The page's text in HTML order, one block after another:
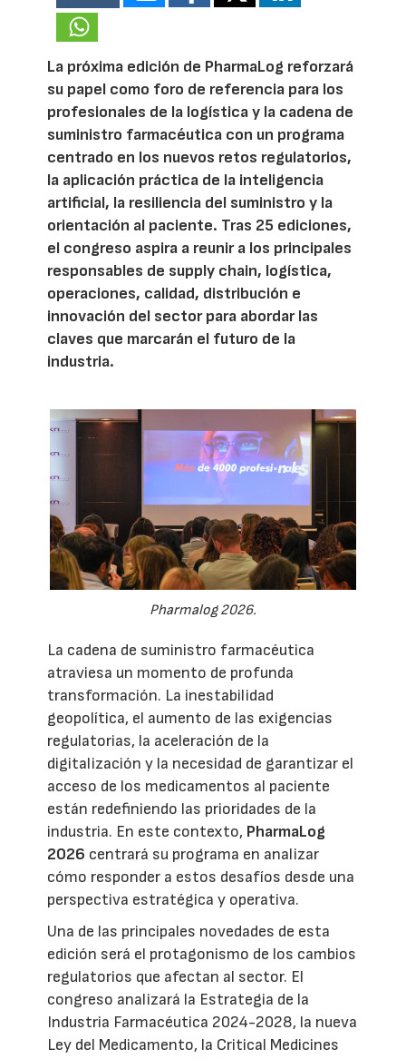
La próxima edición de PharmaLog reforzará
su papel como foro de referencia para los
profesionales de la logística y la cadena de
suministro farmacéutica con un programa
centrado en los nuevos retos regulatorios,
la aplicación práctica de la inteligencia
artificial, la resiliencia del suministro y la
orientación al paciente. Tras 25 ediciones,
el congreso aspira a reunir a los principales
responsables de supply chain, logística,
operaciones, calidad, distribución e
innovación del sector para abordar las
claves que marcarán el futuro de la
industria.
Pharmalog 2026.
La cadena de suministro farmacéutica
atraviesa un momento de profunda
transformación. La inestabilidad
geopolítica, el aumento de las exigencias
regulatorias, la aceleración de la
digitalización y la necesidad de garantizar el
acceso de los medicamentos al paciente
están redefiniendo las prioridades de la
industria. En este contexto, PharmaLog
2026 centrará su programa en analizar
cómo responder a estos desafíos desde una
perspectiva estratégica y operativa.
Una de las principales novedades de esta
edición será el protagonismo de los cambios
regulatorios que afectan al sector. El
congreso analizará la Estrategia de la
Industria Farmacéutica 2024-2028, la nueva
Ley del Medicamento, la Critical Medicines